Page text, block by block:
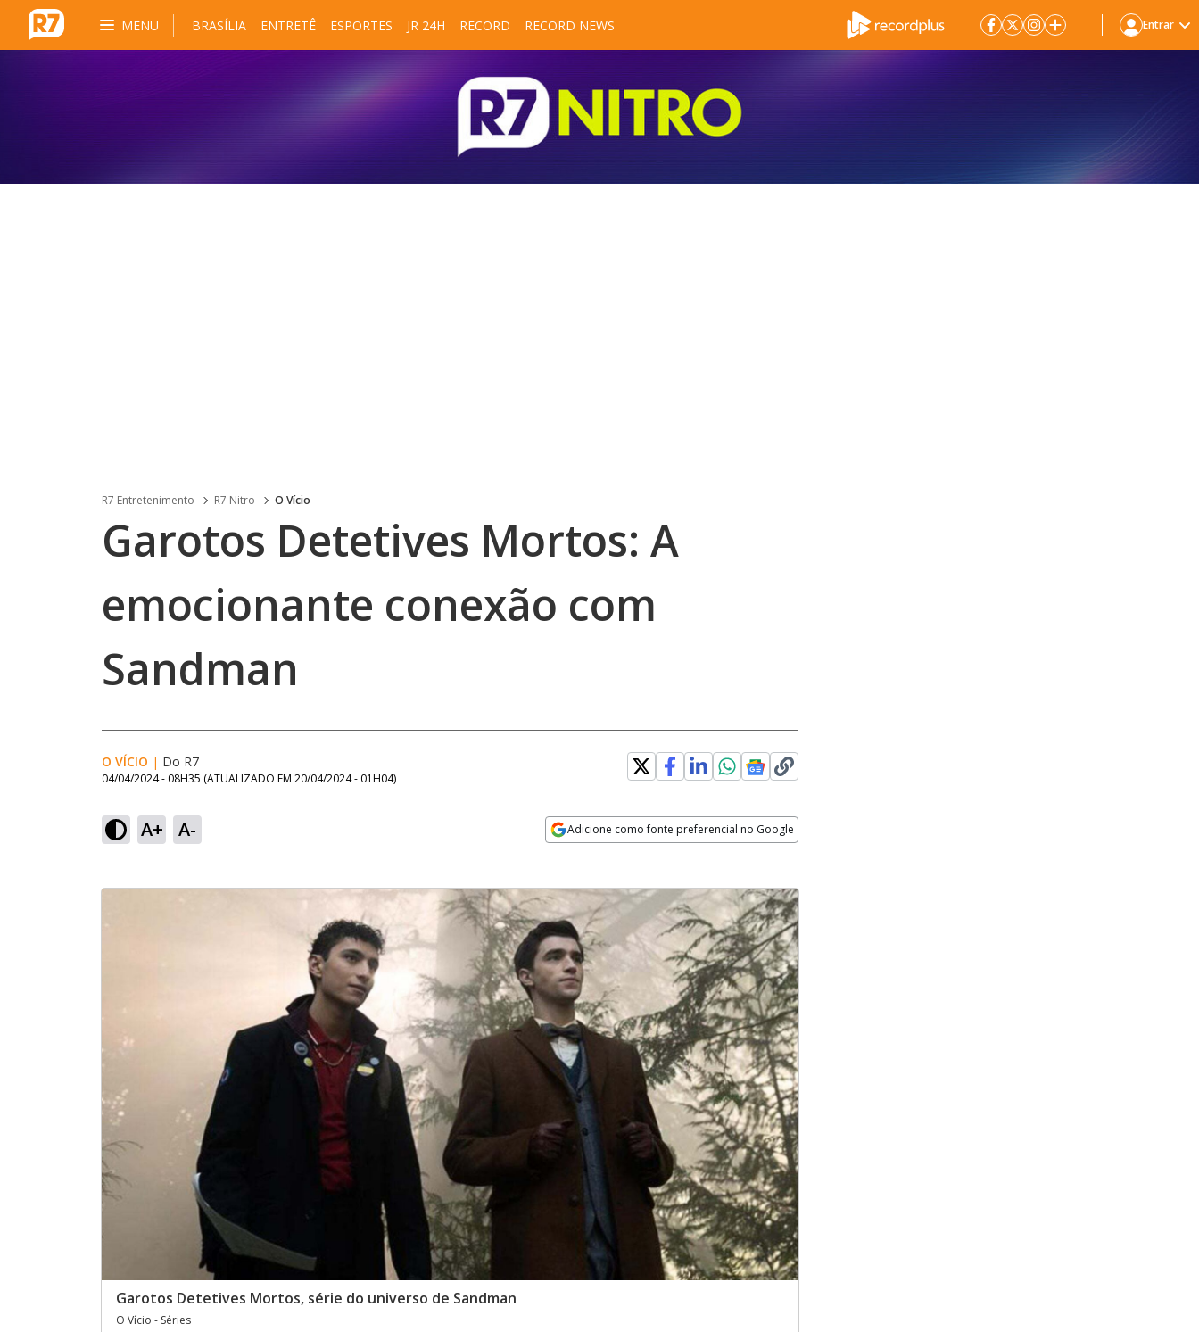
MENU BRASÍLIA ENTRETÊ ESPORTES JR 24H RECORD RECORD NEWS Entrar
R7 Entretenimento R7 Nitro O Vício
Garotos Detetives Mortos: A
emocionante conexão com
Sandman
O VÍCIO | Do R7
04/04/2024 - 08H35 (ATUALIZADO EM 20/04/2024 - 01H04)
A+ A- Adicione como fonte preferencial no Google
Garotos Detetives Mortos, série do universo de Sandman
O Vício - Séries